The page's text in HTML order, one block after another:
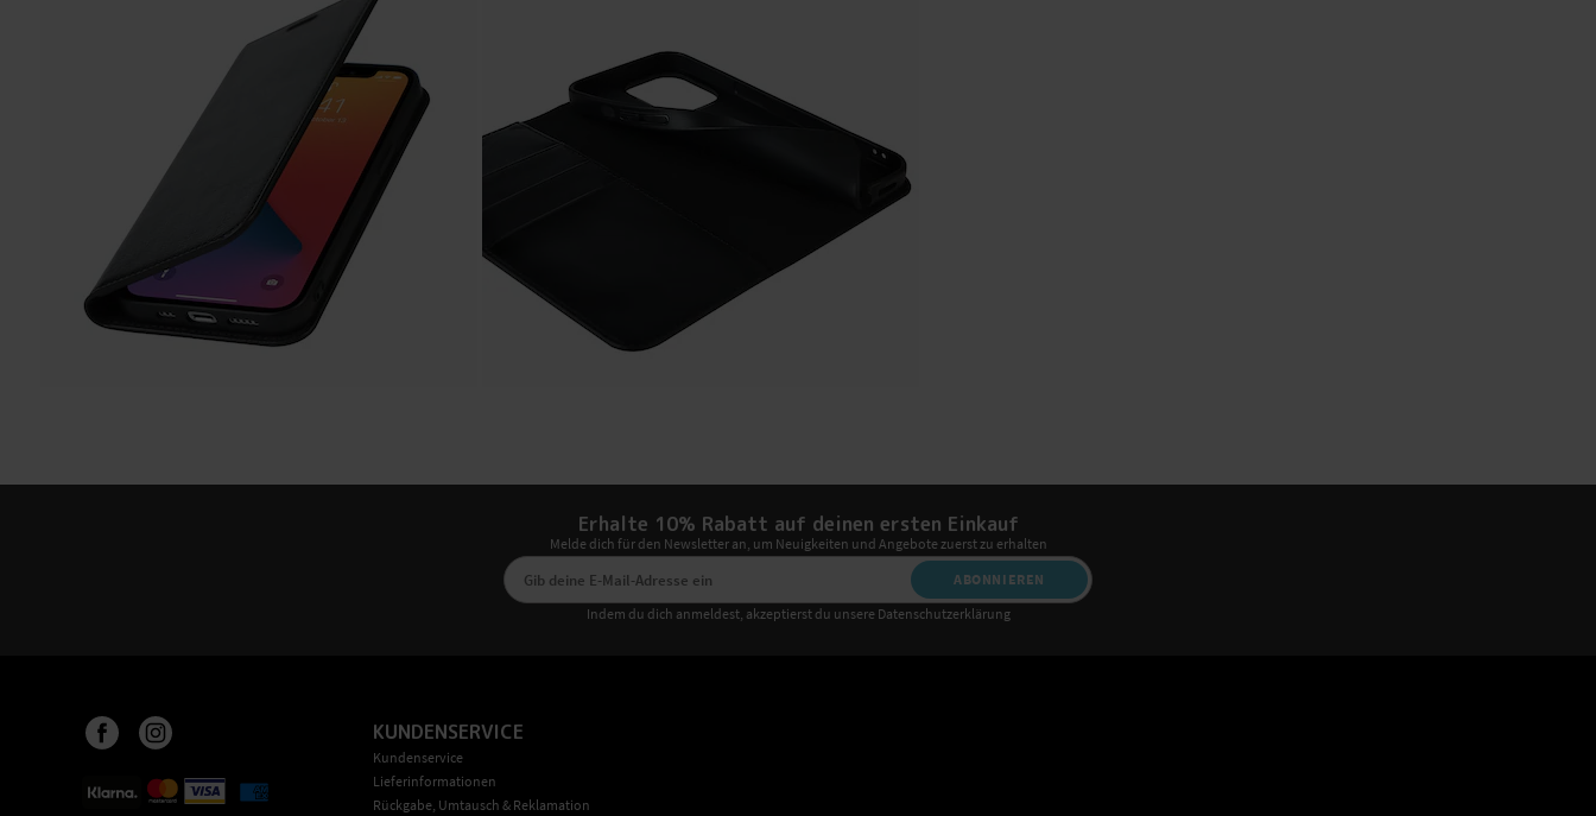
Erhalte 10% Rabatt auf deinen ersten Einkauf
Melde dich für den Newsletter an, um Neuigkeiten und Angebote zuerst zu erhalten
ABONNIEREN
Indem du dich anmeldest, akzeptierst du unsere Datenschutzerklärung
KUNDENSERVICE
Kundenservice
Lieferinformationen
Rückgabe, Umtausch & Reklamation